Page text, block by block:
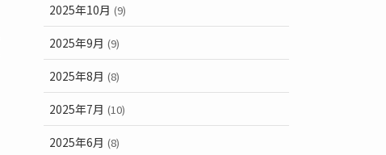
2025年10月 (9)
2025年9月 (9)
2025年8月 (8)
2025年7月 (10)
2025年6月 (8)